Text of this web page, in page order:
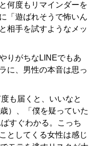
何度もリマインダーを
「遊ばれそうで怖いん
相手を試すようなメッ
りがちなLINEでもあ
に、男性の本音は思っ
も届くと、いいなと
）、「僕を疑っていた
すぐわかる。こっち
としてくる女性は感じ